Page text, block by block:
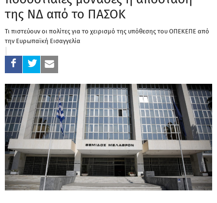
της ΝΔ από το ΠΑΣΟΚ
Τι πιστεύουν οι πολίτες για το χειρισμό της υπόθεσης του ΟΠΕΚΕΠΕ από
την Ευρωπαϊκή Εισαγγελία